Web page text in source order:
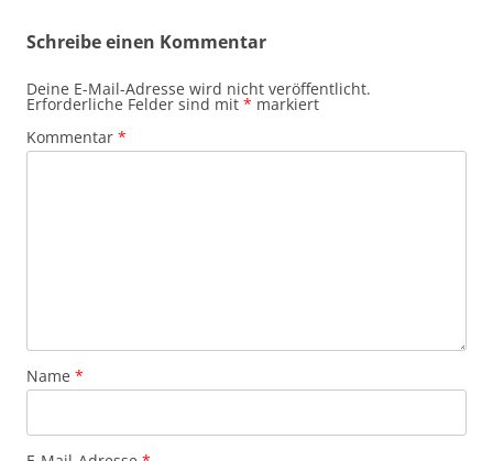
Schreibe einen Kommentar
Deine E-Mail-Adresse wird nicht veröffentlicht.
Erforderliche Felder sind mit * markiert
Kommentar *
Name *